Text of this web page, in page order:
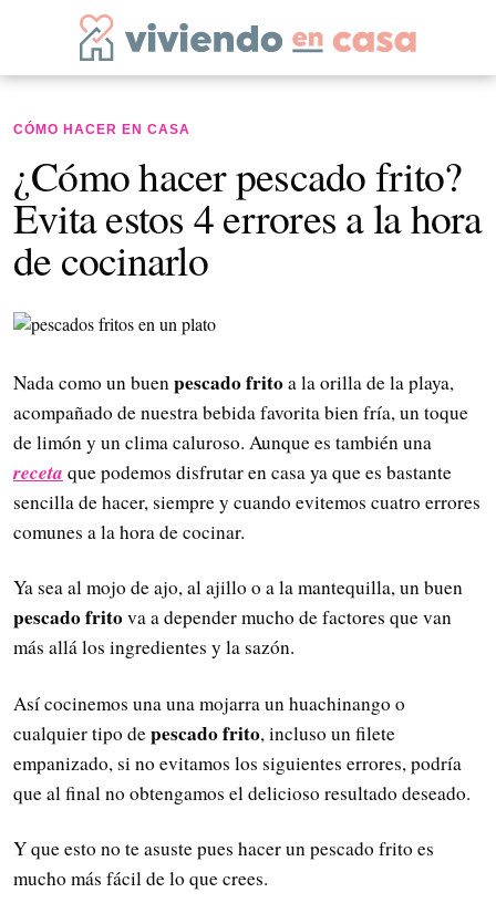
CÓMO HACER EN CASA
¿Cómo hacer pescado frito?
Evita estos 4 errores a la hora
de cocinarlo
Nada como un buenpescado fritoa la orilla de la playa,
acompañado de nuestra bebida favorita bien fría, un toque
de limón y un clima caluroso. Aunque es también una
receta que podemos disfrutar en casa ya que es bastante
sencilla de hacer, siempre y cuando evitemos cuatro errores
comunes a la hora de cocinar.
Ya sea al mojo de ajo, al ajillo o a la mantequilla, un buen
pescado fritova a depender mucho de factores que van
más allá los ingredientes y la sazón.
Así cocinemos una una mojarra un huachinango o
cualquier tipo depescado frito, incluso un filete
empanizado, si no evitamos los siguientes errores, podría
que al final no obtengamos el delicioso resultado deseado.
Y que esto no te asuste pues hacer un pescado frito es
mucho más fácil de lo que crees.